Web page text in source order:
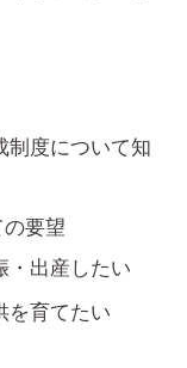
制度について知
要望
・出産したい
を育てたい